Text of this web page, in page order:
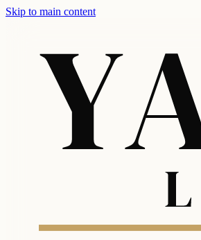
Skip to main content